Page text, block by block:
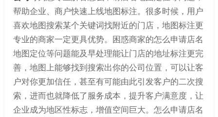
帮助企业、商户快速上线地图标注。很多时候，用户
喜欢地图搜索某个关键词找附近的门店，地图标注更
专业的商家一定更具优势。困惑商家的怎么申请店名
地图定位等问题能及早处理能让门店的地址标注更完
善，地图上能够找到搜索出你的公司位置，可以让客
户对你更加信任，甚至有可能由此引发客户的二次搜
索，进而也就降低了服务成本，提升客户满意度，让
企业成为地区性标志，增值空间巨大。怎么申请店名